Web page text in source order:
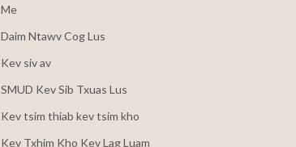
Me
Daim Ntawv Cog Lus
Kev siv av
SMUD Kev Sib Txuas Lus
Kev tsim thiab kev tsim kho
Kev Txhim Kho Kev Lag Luam